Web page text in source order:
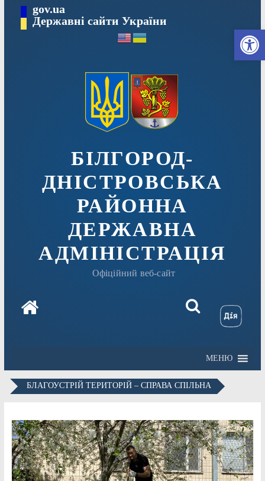
вмісту
gov.ua
Державні сайти України
БІЛГОРОД-
ДНІСТРОВСЬКА
РАЙОННА
ДЕРЖАВНА
АДМІНІСТРАЦІЯ
Офіційний веб-сайт
МЕНЮ
БЛАГОУСТРІЙ ТЕРИТОРІЙ – СПРАВА СПІЛЬНА